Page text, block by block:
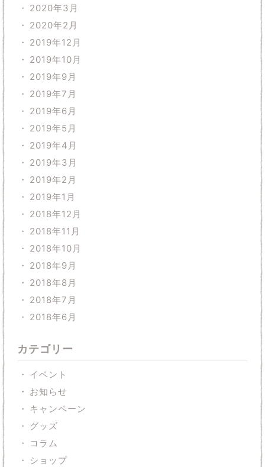
2020年3月
2020年2月
2019年12月
2019年10月
2019年9月
2019年7月
2019年6月
2019年5月
2019年4月
2019年3月
2019年2月
2019年1月
2018年12月
2018年11月
2018年10月
2018年9月
2018年8月
2018年7月
2018年6月
カテゴリー
イベント
お知らせ
キャンペーン
グッズ
コラム
ショップ